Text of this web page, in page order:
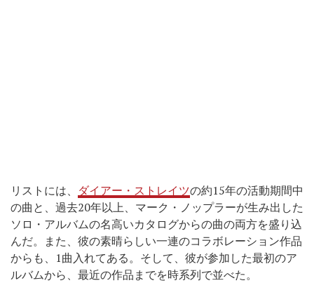
リストには、 ダイアー・ストレイツの約15年の活動期間中
の曲と、過去20年以上、マーク・ノップラーが生み出した
ソロ・アルバムの名高いカタログからの曲の両方を盛り込
んだ。また、彼の素晴らしい一連のコラボレーション作品
からも、1曲入れてある。そして、彼が参加した最初のア
ルバムから、最近の作品までを時系列で並べた。